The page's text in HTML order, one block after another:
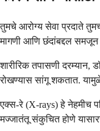
तुमचे आरोग्य सेवा प्रदाते
मागणी आणि छंदांबद्दल
शारीरिक तपासणी दरम्यान,
रोखण्यास सांगू शकतात.
एक्स-रे (X-rays) हे नेहमीच
मज्जातंतू संकुचित होणे